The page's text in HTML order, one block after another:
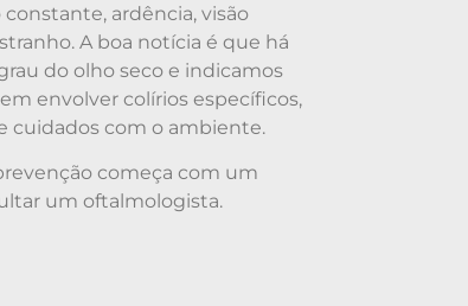
ardência, visão
A boa notícia é que há
do olho seco e indicamos
envolver colírios específicos,
cuidados com o ambiente.
começa com um
um oftalmologista.